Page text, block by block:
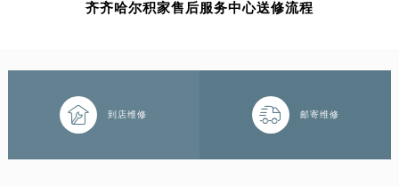
齐齐哈尔积家售后服务中心送修流程
 到店维修  邮寄维修